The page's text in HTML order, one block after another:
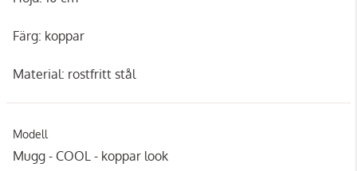
Färg: koppar
Material: rostfritt stål
Modell
Mugg - COOL - koppar look